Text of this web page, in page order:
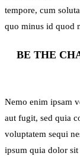
tempore, cum
quo minus id quod
BE THE
Nemo enim ipsam
aut fugit, sed quia
voluptatem sequi
ipsum quia dolor